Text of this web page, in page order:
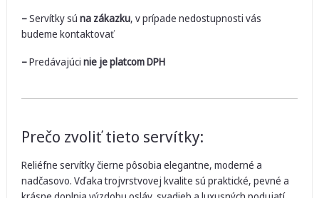
–Servítky sú na zákazku, v prípade nedostupnosti vás
budeme kontaktovať
–Predávajúci nie je platcom DPH
Prečo zvoliť tieto servítky:
Reliéfne servítky čierne pôsobia elegantne, moderné a
nadčasovo. Vďaka trojvrstvovej kvalite sú praktické, pevné a